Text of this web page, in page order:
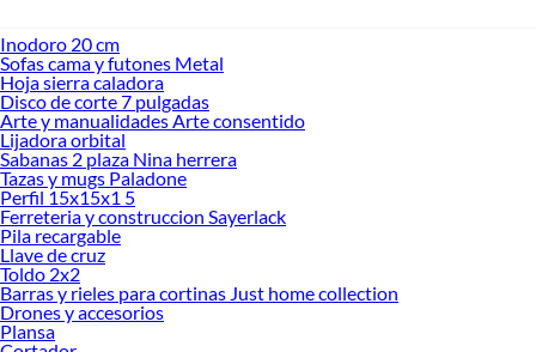
Inodoro 20 cm
Sofas cama y futones Metal
Hoja sierra caladora
Disco de corte 7 pulgadas
Arte y manualidades Arte consentido
Lijadora orbital
Sabanas 2 plaza Nina herrera
Tazas y mugs Paladone
Perfil 15x15x1 5
Ferreteria y construccion Sayerlack
Pila recargable
Llave de cruz
Toldo 2x2
Barras y rieles para cortinas Just home collection
Drones y accesorios
Plansa